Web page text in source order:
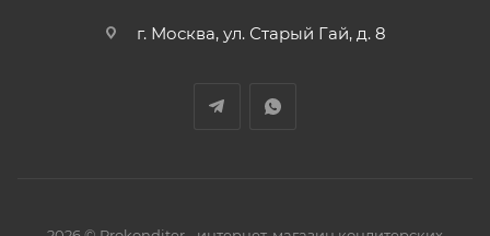
г. Москва, ул. Старый Гай, д. 8